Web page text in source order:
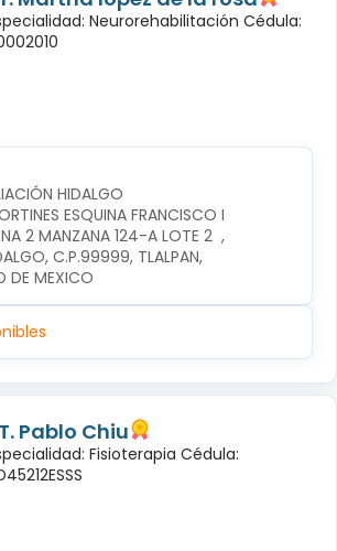
Neurorehabilitación Cédula:
HIDALGO
ESQUINA FRANCISCO I
2 MANZANA 124-A LOTE 2  ,
C.P.99999, TLALPAN,
DE MEXICO
Pablo Chiu
Fisioterapia Cédula: